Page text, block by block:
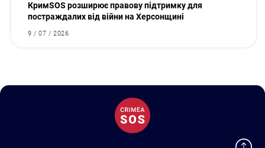
КримSOS розширює правову підтримку для
постраждалих від війни на Херсонщині
9 / 07 / 2026